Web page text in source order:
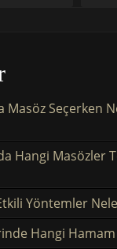
Masöz Seçerken
Hangi Masözler
Yöntemler
Hangi